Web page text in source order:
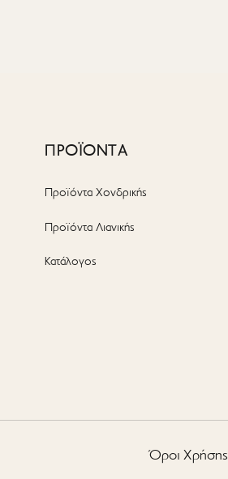
ΠΡΟΪΟΝΤΑ
Προϊόντα Χονδρικής
Προϊόντα Λιανικής
Κατάλογος
Όροι Χρήσης